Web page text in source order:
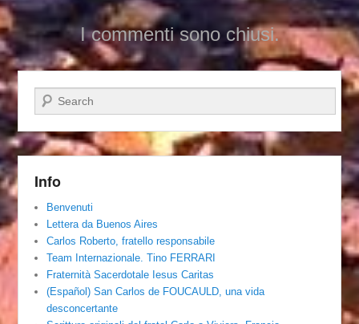
I commenti sono chiusi.
Cerca
Info
Benvenuti
Lettera da Buenos Aires
Carlos Roberto, fratello responsabile
Team Internazionale. Tino FERRARI
Fraternità Sacerdotale Iesus Caritas
(Español) San Carlos de FOUCAULD, una vida
desconcertante